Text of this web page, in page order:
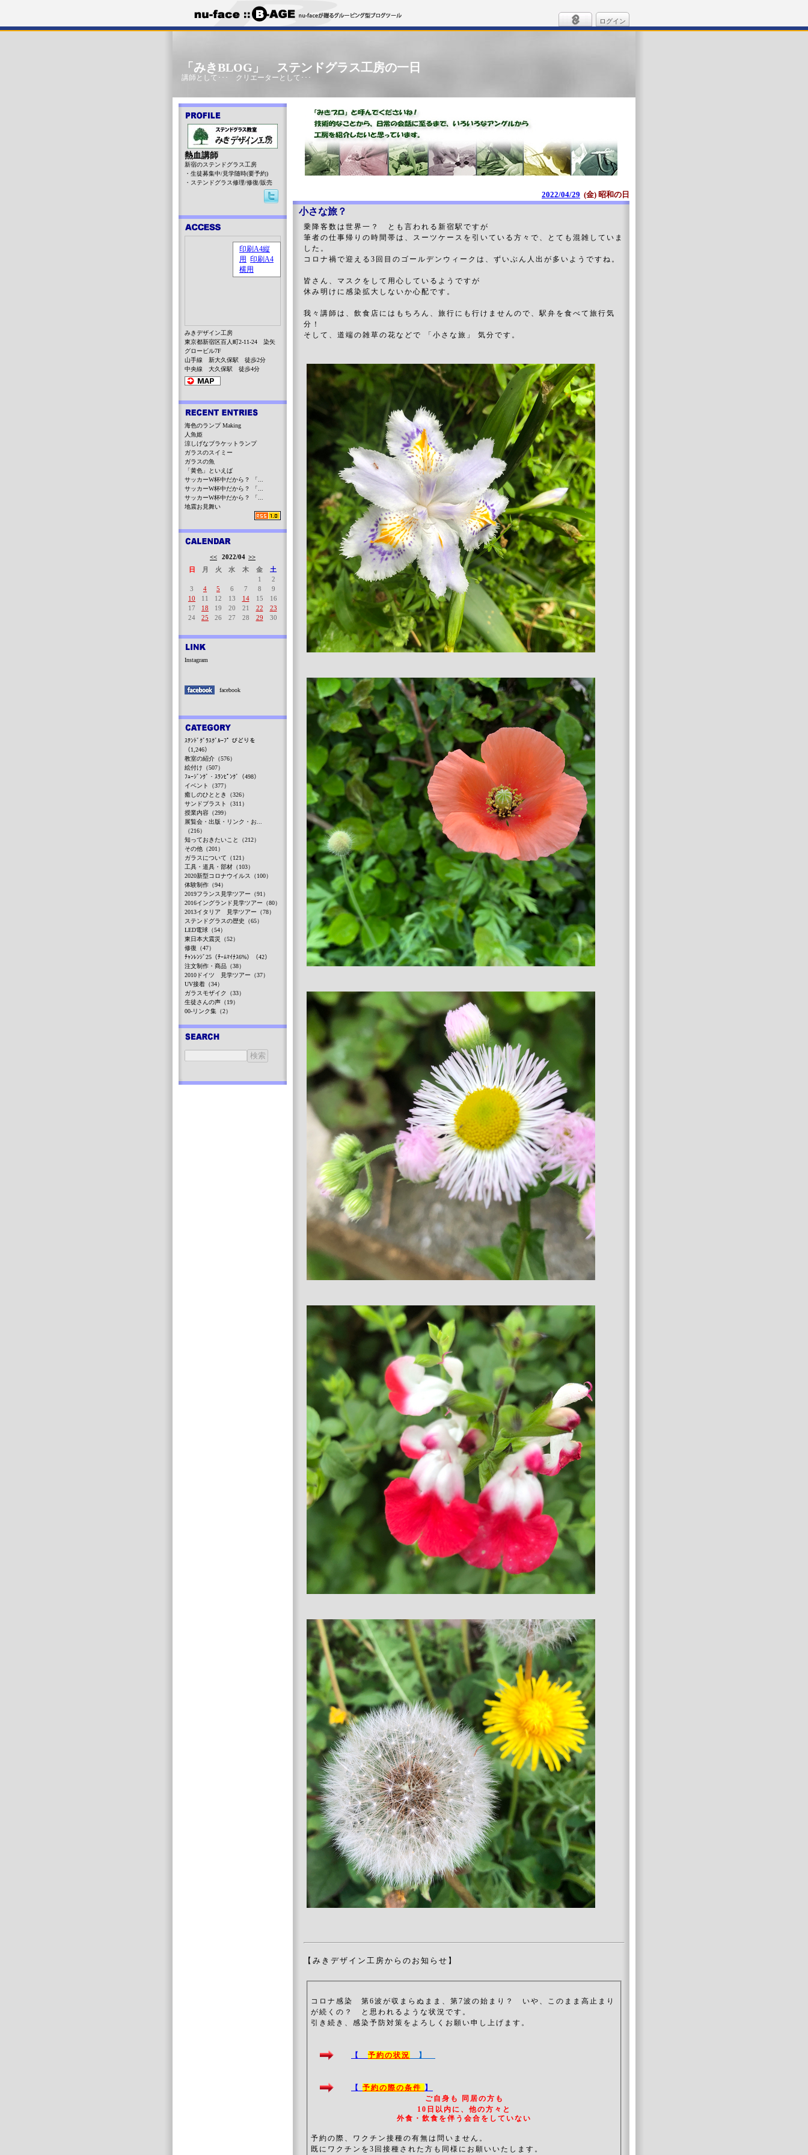
ログイン
「みきBLOG」 ステンドグラス工房の一日
講師として･･･ クリエーターとして･･･
2022/04/29 (金) 昭和の日
小さな旅？
乗降客数は世界一？ とも言われる新宿駅ですが
筆者の仕事帰りの時間帯は、スーツケースを引いている方々で、とても混雑していま
した。
コロナ禍で迎える3回目のゴールデンウィークは、ずいぶん人出が多いようですね。
皆さん、マスクをして用心しているようですが
休み明けに感染拡大しないか心配です。
我々講師は、飲食店にはもちろん、旅行にも行けませんので、駅弁を食べて旅行気
分！
そして、道端の雑草の花などで 「小さな旅」 気分です。
【みきデザイン工房からのお知らせ】
コロナ感染 第6波が収まらぬまま、第7波の始まり？ いや、このまま高止まり
が続くの？ と思われるような状況です。
引き続き、感染予防対策をよろしくお願い申し上げます。
【 予約の状況 】
【 予約の際の条件 】
ご自身も 同居の方も
10日以内に、他の方々と
外食・飲食を伴う会合をしていない
予約の際、ワクチン接種の有無は問いません。
既にワクチンを3回接種された方も同様にお願いいたします。
熱血講師
新宿のステンドグラス工房
・生徒募集中/見学随時(要予約)
・ステンドグラス修理/修復/販売
みきデザイン工房
東京都新宿区百人町2-11-24 染矢
グロービル7F
山手線 新大久保駅 徒歩2分
中央線 大久保駅 徒歩4分
海色のランプ Making
人魚姫
涼しげなブラケットランプ
ガラスのスイミー
ガラスの魚
「黄色」といえば
サッカーW杯中だから？ 「...
サッカーW杯中だから？ 「...
サッカーW杯中だから？ 「...
地震お見舞い
<< 2022/04 >>
日
月 火 水 木 金
土
1
2
3
4 5 6 7 8
9
10
11 12 13 14 15
16
17
18 19 20 21 22
23
24
25 26 27 28 29 30
Instagram
facebook
ｽﾃﾝﾄﾞｸﾞﾗｽｸﾞﾙｰﾌﾟ びどりを
（1,246）
教室の紹介（576）
絵付け（507）
ﾌｭｰｼﾞﾝｸﾞ・ｽﾗﾝﾋﾟﾝｸﾞ（498）
イベント（377）
癒しのひととき（326）
サンドブラスト（311）
授業内容（299）
展覧会・出版・リンク・お...
（216）
知っておきたいこと（212）
その他（201）
ガラスについて（121）
工具・道具・部材（103）
2020新型コロナウイルス（100）
体験制作（94）
2019フランス見学ツアー（91）
2016イングランド見学ツアー（80）
2013イタリア 見学ツアー（78）
ステンドグラスの歴史（65）
LED電球（54）
東日本大震災（52）
修復（47）
ﾁｬﾝﾚﾝｼﾞ25（ﾁｰﾑﾏｲﾅｽ6%）（42）
注文制作・商品（38）
2010ドイツ 見学ツアー（37）
UV接着（34）
ガラスモザイク（33）
生徒さんの声（19）
00-リンク集（2）